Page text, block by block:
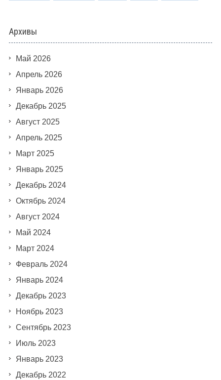
Архивы
Май 2026
Апрель 2026
Январь 2026
Декабрь 2025
Август 2025
Апрель 2025
Март 2025
Январь 2025
Декабрь 2024
Октябрь 2024
Август 2024
Май 2024
Март 2024
Февраль 2024
Январь 2024
Декабрь 2023
Ноябрь 2023
Сентябрь 2023
Июль 2023
Январь 2023
Декабрь 2022